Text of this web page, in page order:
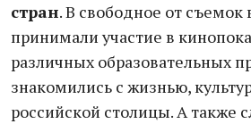
стран. В свободное от съемок
принимали участие в
различных образовательных
знакомились с жизнью,
российской столицы. А также